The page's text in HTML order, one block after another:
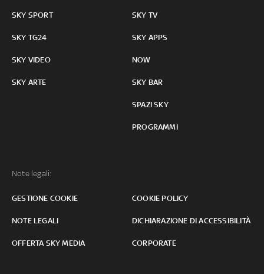
SKY SPORT
SKY TG24
SKY VIDEO
SKY ARTE
SKY TV
SKY APPS
NOW
SKY BAR
SPAZI SKY
PROGRAMMI
Note legali:
GESTIONE COOKIE COOKIE POLICY
NOTE LEGALI DICHIARAZIONE DI ACCESSIBILITÀ
OFFERTA SKY MEDIA CORPORATE